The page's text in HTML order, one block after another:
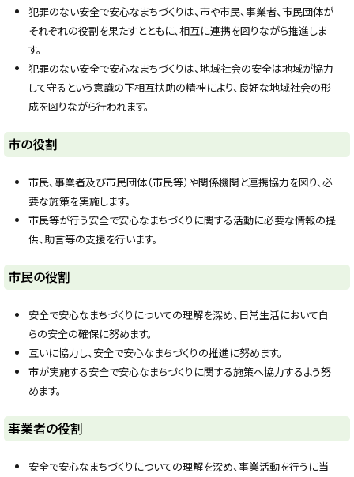
プ
る
犯罪のない安全で安心なまちづくりは、市や市民、事業者、市民団体が
それぞれの役割を果たすとともに、相互に連携を図りながら推進しま
す。
犯罪のない安全で安心なまちづくりは、地域社会の安全は地域が協力
して守るという意識の下相互扶助の精神により、良好な地域社会の形
成を図りながら行われます。
ト
ッ
プ
戻
市の役割
市民、事業者及び市民団体（市民等）や関係機関と連携協力を図り、必
要な施策を実施します。
市民等が行う安全で安心なまちづくりに関する活動に必要な情報の提
供、助言等の支援を行います。
ト
ッ
プ
戻
る
市民の役割
安全で安心なまちづくりについての理解を深め、日常生活において自
らの安全の確保に努めます。
互いに協力し、安全で安心なまちづくりの推進に努めます。
市が実施する安全で安心なまちづくりに関する施策へ協力するよう努
めます。
ト
ッ
プ
事業者の役割
安全で安心なまちづくりについての理解を深め、事業活動を行うに当